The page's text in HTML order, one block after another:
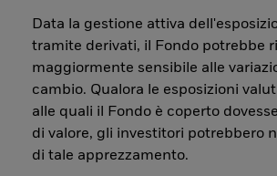
Data la gestione attiva
tramite derivati, il Fondo potrebbe
maggiormente sensibile alle
cambio. Qualora le esposizioni
alle quali il Fondo è coperto
di valore, gli investitori potrebbero
di tale apprezzamento.